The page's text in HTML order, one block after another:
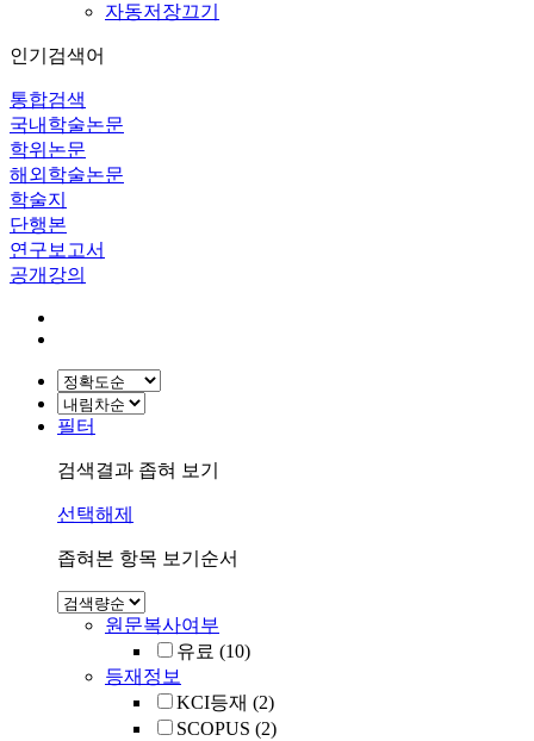
자동저장끄기
인기검색어
통합검색
국내학술논문
학위논문
해외학술논문
학술지
단행본
연구보고서
공개강의
필터
검색결과 좁혀 보기
선택해제
좁혀본 항목 보기순서
원문복사여부
유료 (10)
등재정보
KCI등재 (2)
SCOPUS (2)